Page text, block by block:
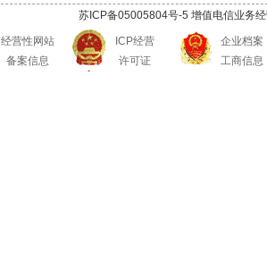
苏ICP备05005804号-5 增值电信业务
经营性网站
备案信息
ICP经营
许可证
企业档案
工商信息